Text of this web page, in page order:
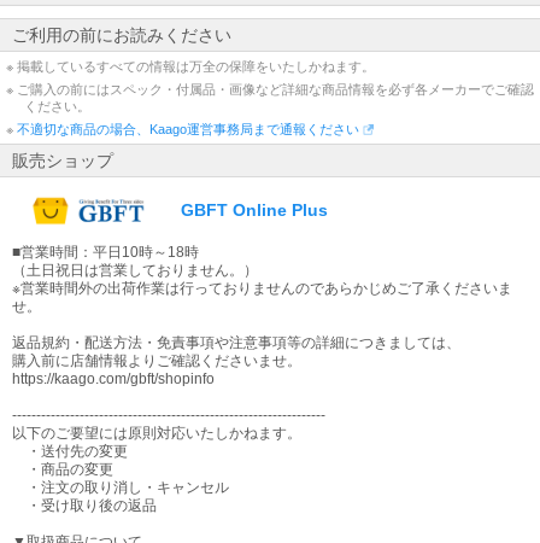
ご利用の前にお読みください
※ 掲載しているすべての情報は万全の保障をいたしかねます。
※ ご購入の前にはスペック・付属品・画像など詳細な商品情報を必ず各メーカーでご確認
ください。
※ 不適切な商品の場合、Kaago運営事務局まで通報ください
販売ショップ
GBFT Online Plus
■営業時間：平日10時～18時
（土日祝日は営業しておりません。）
※営業時間外の出荷作業は行っておりませんのであらかじめご了承くださいま
せ。
返品規約・配送方法・免責事項や注意事項等の詳細につきましては、
購入前に店舗情報よりご確認くださいませ。
https://kaago.com/gbft/shopinfo
-----------------------------------------------------------------
以下のご要望には原則対応いたしかねます。
・送付先の変更
・商品の変更
・注文の取り消し・キャンセル
・受け取り後の返品